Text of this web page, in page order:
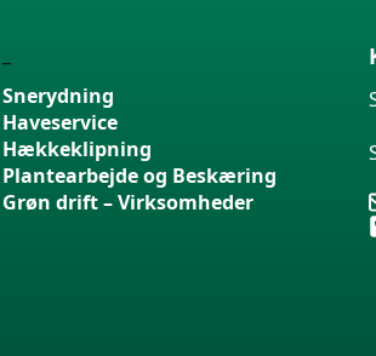
Snerydning
Haveservice
Hækkeklipning
Plantearbejde og Beskæring
Grøn drift – Virksomheder